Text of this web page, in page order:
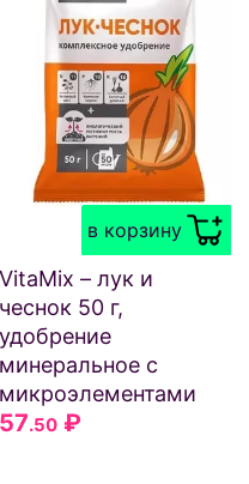
в корзину
VitaMix – лук и
чеснок 50 г,
удобрение
минеральное с
микроэлементами
57.50 ₽